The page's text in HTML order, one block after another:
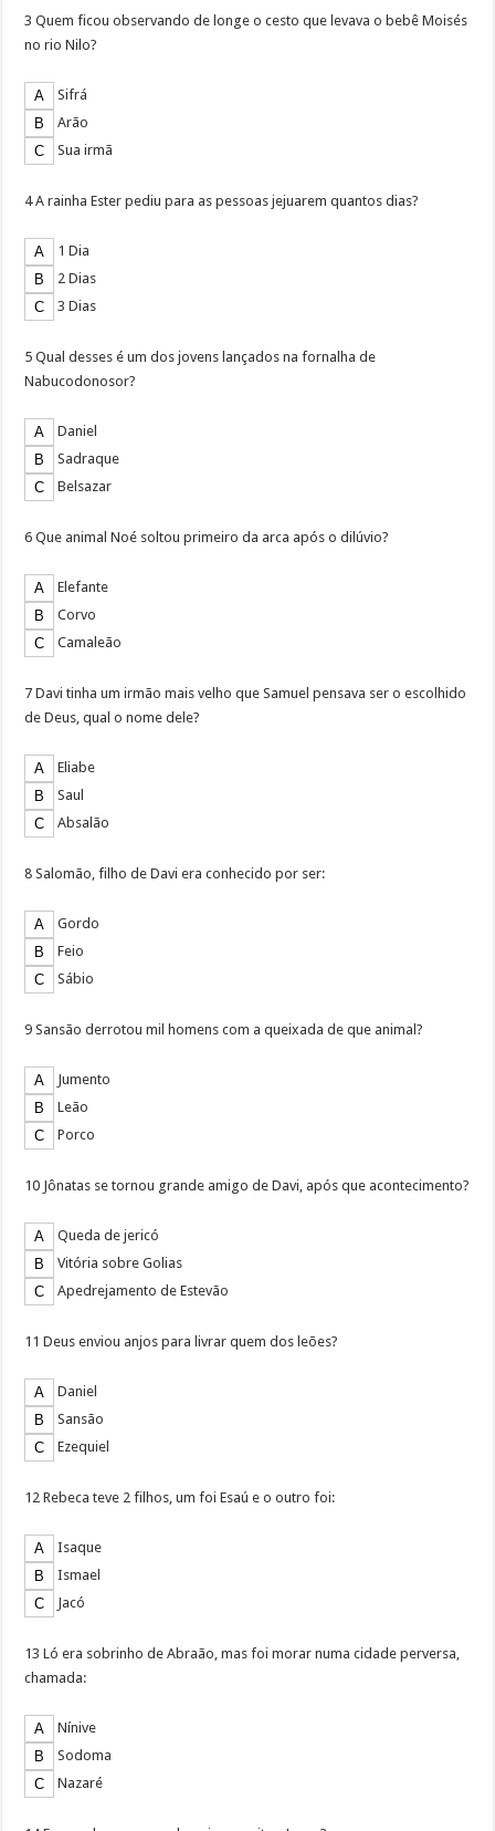
3 Quem ficou observando de longe o cesto que levava o bebê Moisés
no rio Nilo?
Sifrá
Arão
Sua irmã
4 A rainha Ester pediu para as pessoas jejuarem quantos dias?
1 Dia
2 Dias
3 Dias
5 Qual desses é um dos jovens lançados na fornalha de
Nabucodonosor?
Daniel
Sadraque
Belsazar
6 Que animal Noé soltou primeiro da arca após o dilúvio?
Elefante
Corvo
Camaleão
7 Davi tinha um irmão mais velho que Samuel pensava ser o escolhido
de Deus, qual o nome dele?
Eliabe
Saul
Absalão
8 Salomão, filho de Davi era conhecido por ser:
Gordo
Feio
Sábio
9 Sansão derrotou mil homens com a queixada de que animal?
Jumento
Leão
Porco
10 Jônatas se tornou grande amigo de Davi, após que acontecimento?
Queda de jericó
Vitória sobre Golias
Apedrejamento de Estevão
11 Deus enviou anjos para livrar quem dos leões?
Daniel
Sansão
Ezequiel
12 Rebeca teve 2 filhos, um foi Esaú e o outro foi:
Isaque
Ismael
Jacó
13 Ló era sobrinho de Abraão, mas foi morar numa cidade perversa,
chamada:
Nínive
Sodoma
Nazaré